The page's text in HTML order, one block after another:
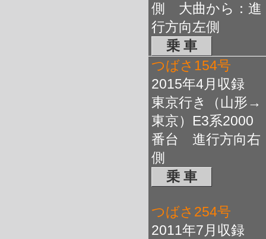
側 大曲から：進
行方向左側
乗 車
つばさ154号
2015年4月収録
東京行き（山形→
東京）E3系2000
番台 進行方向右
側
乗 車
つばさ254号
2011年7月収録